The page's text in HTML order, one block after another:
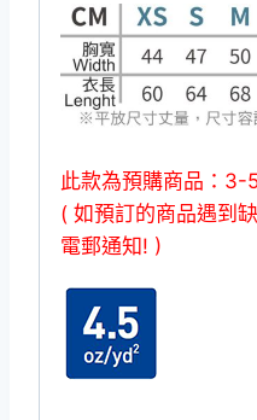
此款為預購商品：3-
( 如預訂的商品遇到
電郵通知! )